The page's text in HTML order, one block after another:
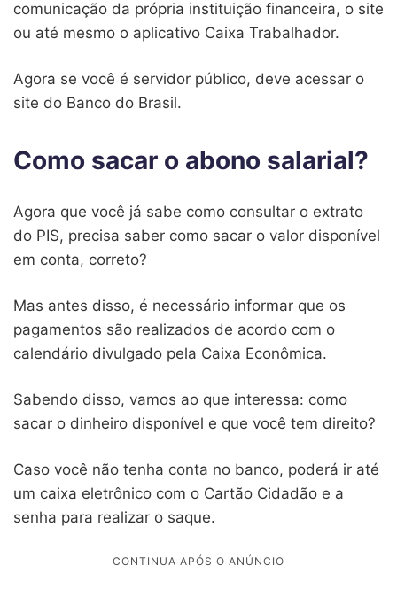
comunicação da própria instituição financeira, o site
ou até mesmo o aplicativo Caixa Trabalhador.
Agora se você é servidor público, deve acessar o
site do Banco do Brasil.
Como sacar o abono salarial?
Agora que você já sabe como consultar o extrato
do PIS, precisa saber como sacar o valor disponível
em conta, correto?
Mas antes disso, é necessário informar que os
pagamentos são realizados de acordo com o
calendário divulgado pela Caixa Econômica.
Sabendo disso, vamos ao que interessa: como
sacar o dinheiro disponível e que você tem direito?
Caso você não tenha conta no banco, poderá ir até
um caixa eletrônico com o Cartão Cidadão e a
senha para realizar o saque.